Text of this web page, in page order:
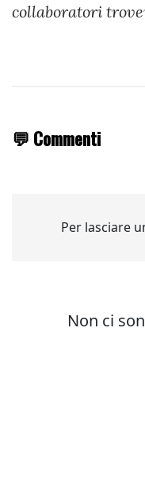
collaboratori
💬 Commenti